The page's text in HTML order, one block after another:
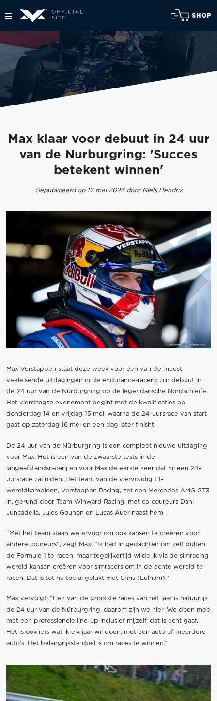
SHOP
Max klaar voor debuut in 24 uur
van de Nurburgring: 'Succes
betekent winnen'
Gepubliceerd op 12 mei 2026 door Niels Hendrix
Max Verstappen staat deze week voor een van de meest
veeleisende uitdagingen in de endurance-racerij: zijn debuut in
de 24 uur van de Nürburgring op de legendarische Nordschleife.
Het vierdaagse evenement begint met de kwalificaties op
donderdag 14 en vrijdag 15 mei, waarna de 24-uursrace van start
gaat op zaterdag 16 mei en een dag later finisht.
De 24 uur van de Nürburgring is een compleet nieuwe uitdaging
voor Max. Het is een van de zwaarste tests in de
langeafstandsracerij en voor Max de eerste keer dat hij een 24-
uursrace zal rijden. Het team van de viervoudig F1-
wereldkampioen, Verstappen Racing, zet een Mercedes-AMG GT3
in, gerund door Team Winward Racing, met co-coureurs Dani
Juncadella, Jules Gounon en Lucas Auer naast hem.
“Met het team staan we ervoor om ook kansen te creëren voor
andere coureurs”, zegt Max. “Ik had in gedachten om zelf buiten
de Formule 1 te racen, maar tegelijkertijd wilde ik via de simracing
wereld kansen creëren voor simracers om in de echte wereld te
racen. Dat is tot nu toe al gelukt met Chris (Lulham).”
Max vervolgt: “Een van de grootste races van het jaar is natuurlijk
de 24 uur van de Nürburgring, daarom zijn we hier. We doen mee
met een professionele line-up inclusief mijzelf, dat is echt gaaf.
Het is ook iets wat ik elk jaar wil doen, met één auto of meerdere
auto’s. Het belangrijkste doel is om races te winnen.”